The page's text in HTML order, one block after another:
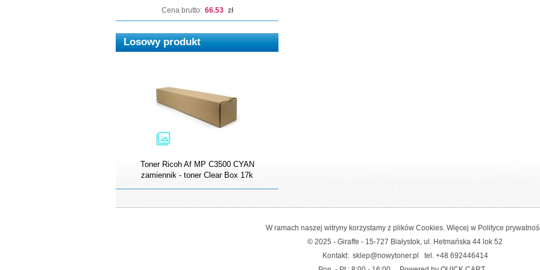
Cena brutto: 66.53 zł
Losowy produkt
Toner Ricoh Af MP C3500 CYAN
zamiennik - toner Clear Box 17k
W ramach naszej witryny korzystamy z plików Cookies. Więcej w Polityce
© 2025 - Giraffe - 15-727 Białystok, ul. Hetmańska 44 lok 52
Kontakt: sklep@nowytoner.pl tel. +48 692446414